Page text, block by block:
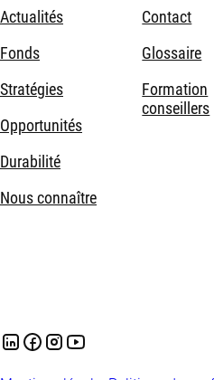
Actualités
Fonds
Stratégies
Opportunités
Durabilité
Nous connaître
Contact
Glossaire
Formation
conseillers